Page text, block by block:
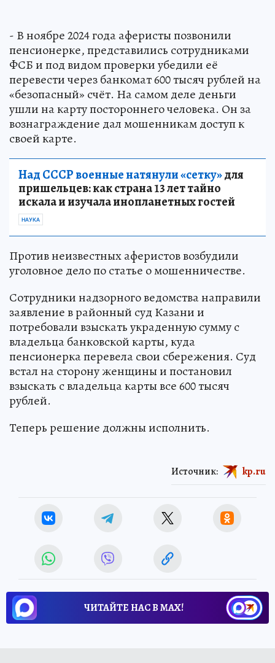
- В ноябре 2024 года аферисты позвонили
пенсионерке, представились сотрудниками
ФСБ и под видом проверки убедили её
перевести через банкомат 600 тысяч рублей на
«безопасный» счёт. На самом деле деньги
ушли на карту постороннего человека. Он за
вознаграждение дал мошенникам доступ к
своей карте.
Над СССР военные натянули «сетку»для
пришельцев: как страна 13 лет тайно
искала и изучала инопланетных гостей
НАУКА
Против неизвестных аферистов возбудили
уголовное дело по статье о мошенничестве.
Сотрудники надзорного ведомства направили
заявление в районный суд Казани и
потребовали взыскать украденную сумму с
владельца банковской карты, куда
пенсионерка перевела свои сбережения. Суд
встал на сторону женщины и постановил
взыскать с владельца карты все 600 тысяч
рублей.
Теперь решение должны исполнить.
Источник: kp.ru
ЧИТАЙТЕ НАС В МАХ!